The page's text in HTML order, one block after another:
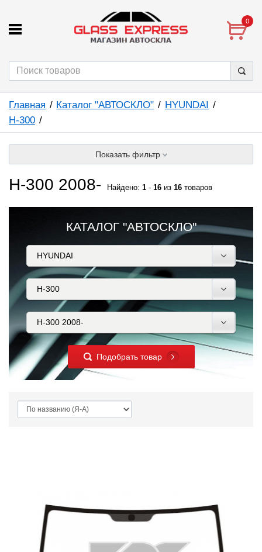
0
Главная Каталог "АВТОСКЛО"
HYUNDAI
H-300
Показать фильтр
H-300 2008- Найдено: 1 - 16 из 16 товаров
КАТАЛОГ "АВТОСКЛО"
Подобрать товар